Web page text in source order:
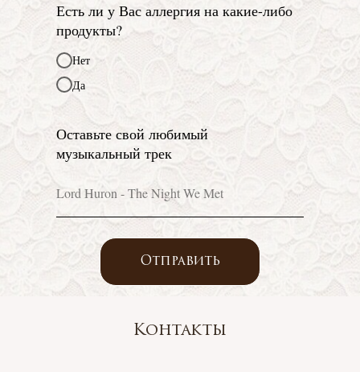
Есть ли у Вас аллергия на какие-либо
продукты?
Нет
Да
Оставьте свой любимый
музыкальный трек
Отправить
Контакты